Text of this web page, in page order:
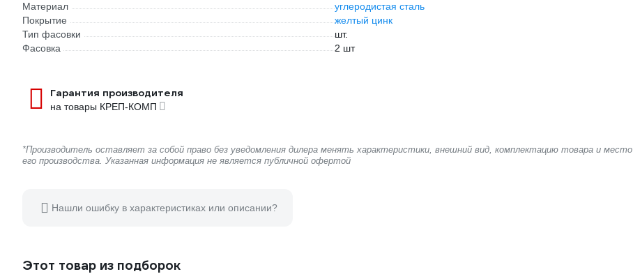
Материал
углеродистая сталь
Покрытие
желтый цинк
Тип фасовки
шт.
Фасовка
2 шт
Гарантия производителя
на товары КРЕП-КОМП
*Производитель оставляет за собой право без уведомления дилера менять характеристики, внешний вид, комплектацию товара и место
его производства. Указанная информация не является публичной офертой
Нашли ошибку в характеристиках или описании?
Этот товар из подборок